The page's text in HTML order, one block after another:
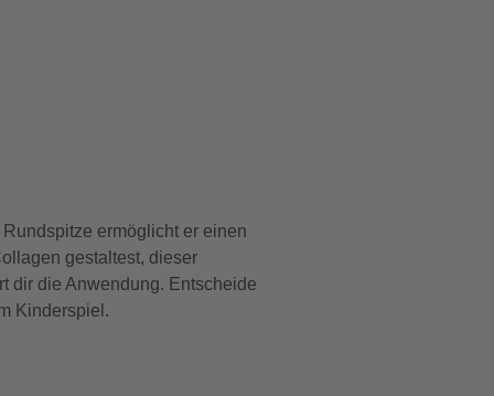
ermöglicht er einen
gestaltest, dieser
dir die Anwendung. Entscheide
Kinderspiel.